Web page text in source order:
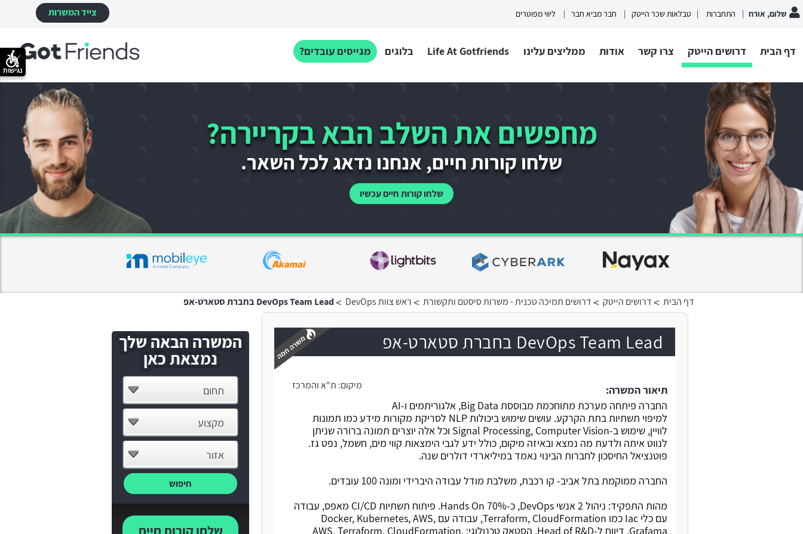
שלום, אורח התחברות טבלאות שכר הייטק חבר מביא חבר ליווי מפוטרים צייד המשרות
דף הבית דרושים הייטק צרו קשר אודות ממליצים עלינו Life At Gotfriends בלוגים מגייסים עובדים?
מחפשים את השלב הבא בקריירה?
שלחו קורות חיים, אנחנו נדאג לכל השאר.
שלחו קורות חיים עכשיו
דף הבית >דרושים הייטק >דרושים תמיכה טכנית - משרות סיסטם ותקשורת >ראש צוות DevOps >DevOps Team Lead בחברת סטארט-אפ
DevOps Team Lead בחברת סטארט-אפ
מיקום: ת"א והמרכז
תיאור המשרה:
החברה פיתחה מערכת מתוחכמת מבוססת Big Data, אלגוריתמים ו-AI
למיפוי תשתיות בתת הקרקע. עושים שימוש ביכולות NLP לסריקת מקורות מידע כמו תמונות
לוויין, שימוש ב-Signal Processing, Computer Vision וכל אלה יוצרים תמונה ברורה שניתן
לנווט איתה ולדעת מה נמצא ובאיזה מיקום, כולל ידע לגבי הימצאות קווי מים, חשמל, נפט גז.
פוטנציאל החיסכון לחברות הבינוי נאמד במיליארדי דולרים שנה.
החברה ממוקמת בתל אביב- קו רכבת, משלבת מודל עבודה היברידי ומונה 100 עובדים.
מהות התפקיד: ניהול 2 אנשי DevOps, כ-70% Hands On. פיתוח תשתיות CI/CD מאפס, עבודה
עם כלי Iac כמו Terraform, CloudFormation, עבודה עם Docker, Kubernetes, AWS,
Grafama. דיווח ל-Head of R&D. הסטאק טכנולוגי: AWS, Terraform, CloudFormation,
המשרה הבאה שלך
נמצאת כאן
תחום
מקצוע
אזור
חיפוש
נגישות